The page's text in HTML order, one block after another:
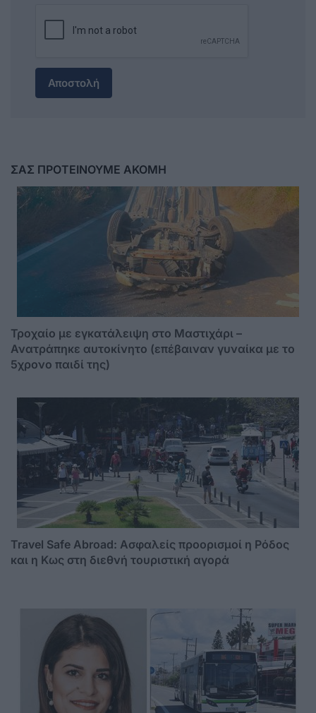
Αποστολή
ΣΑΣ ΠΡΟΤΕΙΝΟΥΜΕ ΑΚΟΜΗ
Τροχαίο με εγκατάλειψη στο Μαστιχάρι –
Ανατράπηκε αυτοκίνητο (επέβαιναν γυναίκα με το
5χρονο παιδί της)
Travel Safe Abroad: Ασφαλείς προορισμοί η Ρόδος
και η Κως στη διεθνή τουριστική αγορά